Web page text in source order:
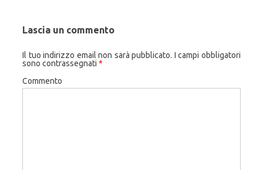
Lascia un commento
Il tuo indirizzo email non sarà pubblicato. I campi obbligatori
sono contrassegnati *
Commento